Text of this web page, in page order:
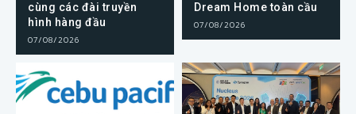
cùng các đài truyền
hình hàng đầu
07/08/2026
Dream Home toàn cầu
07/08/2026